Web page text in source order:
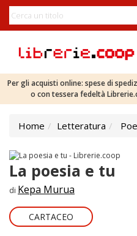
Per gli acquisti online: spese di
o con tessera fedeltà
Home Letteratura
La poesia e tu
di Kepa Murua
CARTACEO